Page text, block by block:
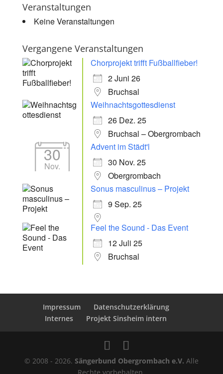
Veranstaltungen
Keine Veranstaltungen
Vergangene Veranstaltungen
Chorprojekt trifft Fußballfieber!
2 Juni 26
Bruchsal
Weihnachtsgottesdienst
26 Dez. 25
Bruchsal – Obergrombach
30
Nov.
Advent im Städt'l
30 Nov. 25
Obergrombach
Sonus masculinus – Projekt
9 Sep. 25
Feel the Sound - Das Event
12 Juli 25
Bruchsal
Impressum
Datenschutzerklärung
Internes
Projekt Sinsheim intern
© 2008 - 2026. Sängerbund Obergrombach e.V. Alle